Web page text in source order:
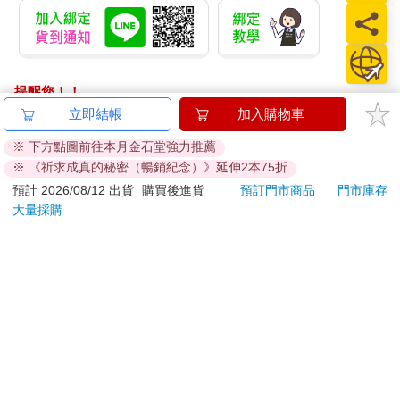
提醒您！！
金石堂及銀行均不會請您操作ATM! 如接獲電話要求您前往
ATM提款機，請不要聽從指示，以免受騙上當！
退換貨須知：
**提醒您，鑑賞期不等於試用期，退回商品須為全新狀態**
依據「消費者保護法」第19條及行政院消費者保護處公告之
立即結帳 加入購物車
※ 下方點圖前往本月金石堂強力推薦
※ 《祈求成真的秘密（暢銷紀念）》延伸2本75折
預計 2026/08/12 出貨
購買後進貨 預訂門市商品
門市庫存
大量採購